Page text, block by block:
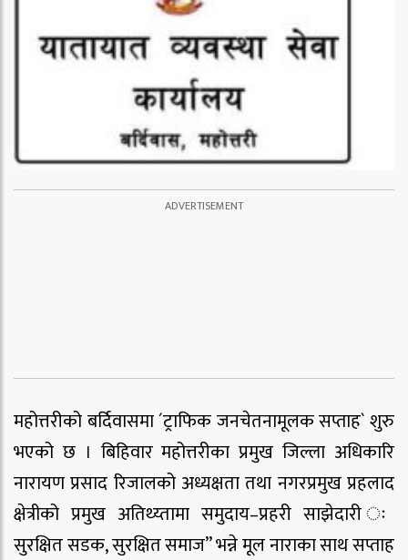
महोत्तरीको बर्दिवासमा ´ट्राफिक जनचेतनामूलक सप्ताह` शुरु
भएको छ । बिहिवार महोत्तरीका प्रमुख जिल्ला अधिकारि
नारायण प्रसाद रिजालको अध्यक्षता तथा नगरप्रमुख प्रहलाद
क्षेत्रीको प्रमुख अतिथ्य्तामा समुदाय–प्रहरी साझेदारी ः
सुरक्षित सडक, सुरक्षित समाज” भन्ने मूल नाराका साथ सप्ताह